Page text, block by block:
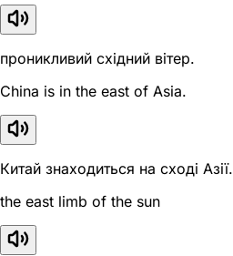
проникливий східний вітер.
China is in the east of Asia.
Китай знаходиться на сході Азії.
the east limb of the sun